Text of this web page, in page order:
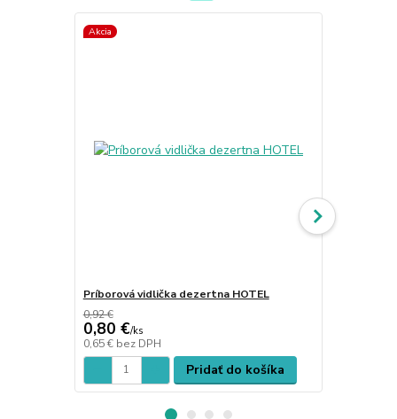
Akcia
Príborová vidlička dezertna HOTEL
0,92 €
0,80 €/ks
0,65 € bez DPH
Pridať do košíka